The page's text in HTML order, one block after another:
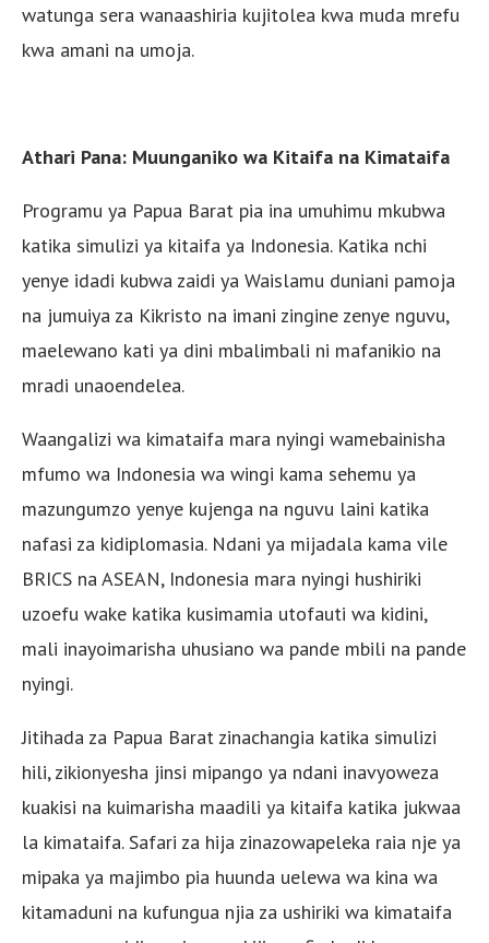
watunga sera wanaashiria kujitolea kwa muda mrefu
kwa amani na umoja.
Athari Pana: Muunganiko wa Kitaifa na Kimataifa
Programu ya Papua Barat pia ina umuhimu mkubwa
katika simulizi ya kitaifa ya Indonesia. Katika nchi
yenye idadi kubwa zaidi ya Waislamu duniani pamoja
na jumuiya za Kikristo na imani zingine zenye nguvu,
maelewano kati ya dini mbalimbali ni mafanikio na
mradi unaoendelea.
Waangalizi wa kimataifa mara nyingi wamebainisha
mfumo wa Indonesia wa wingi kama sehemu ya
mazungumzo yenye kujenga na nguvu laini katika
nafasi za kidiplomasia. Ndani ya mijadala kama vile
BRICS na ASEAN, Indonesia mara nyingi hushiriki
uzoefu wake katika kusimamia utofauti wa kidini,
mali inayoimarisha uhusiano wa pande mbili na pande
nyingi.
Jitihada za Papua Barat zinachangia katika simulizi
hili, zikionyesha jinsi mipango ya ndani inavyoweza
kuakisi na kuimarisha maadili ya kitaifa katika jukwaa
la kimataifa. Safari za hija zinazowapeleka raia nje ya
mipaka ya majimbo pia huunda uelewa wa kina wa
kitamaduni na kufungua njia za ushiriki wa kimataifa